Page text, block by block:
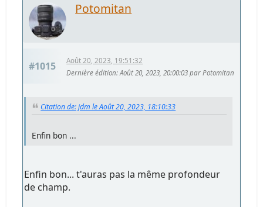
Potomitan
#1015
Août 20, 2023, 19:51:32
Dernière édition: Août 20, 2023, 20:00:03 par Potomitan
Citation de: jdm le Août 20, 2023, 18:10:33
Enfin bon ...
Enfin bon... t'auras pas la même profondeur
de champ.